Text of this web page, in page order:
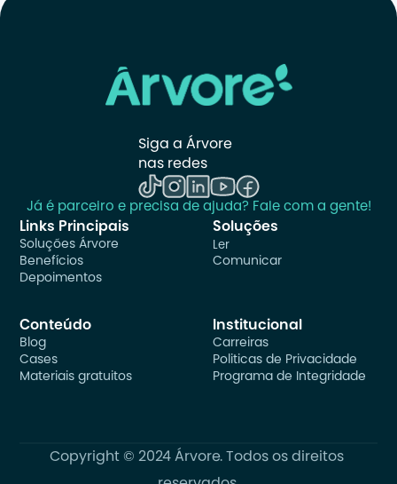
Siga a Árvore
nas redes
Já é parceiro e precisa de ajuda? Fale com a gente!
Links Principais
Soluções Árvore
Benefícios
Depoimentos
Soluções
Ler
Comunicar
Conteúdo
Blog
Cases
Materiais gratuitos
Institucional
Carreiras
Politicas de Privacidade
Programa de Integridade
Copyright © 2024 Árvore. Todos os direitos